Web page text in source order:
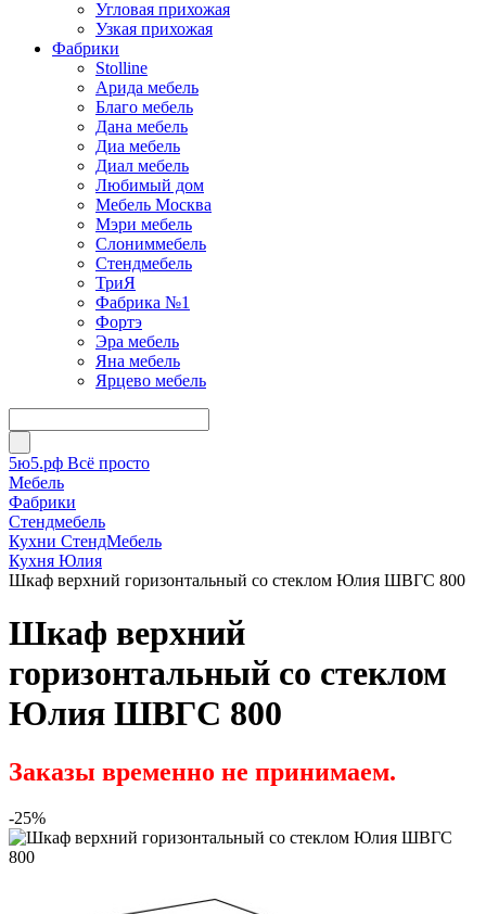
Угловая прихожая
Узкая прихожая
Фабрики
Stolline
Арида мебель
Благо мебель
Дана мебель
Диа мебель
Диал мебель
Любимый дом
Мебель Москва
Мэри мебель
Слониммебель
Стендмебель
ТриЯ
Фабрика №1
Фортэ
Эра мебель
Яна мебель
Ярцево мебель
5ю5.рф Всё просто
Мебель
Фабрики
Стендмебель
Кухни СтендМебель
Кухня Юлия
Шкаф верхний горизонтальный со стеклом Юлия ШВГС 800
Шкаф верхний
горизонтальный со стеклом
Юлия ШВГС 800
Заказы временно не принимаем.
-25%